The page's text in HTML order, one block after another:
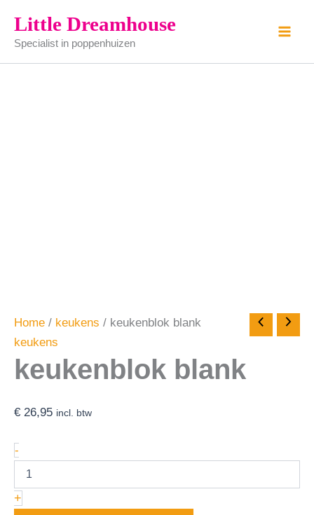
naar
inhoud
Little Dreamhouse
Specialist in poppenhuizen
Home / keukens / keukenblok blank
keukens
keukenblok blank
€ 26,95 incl. btw
-
blank
aantal
+